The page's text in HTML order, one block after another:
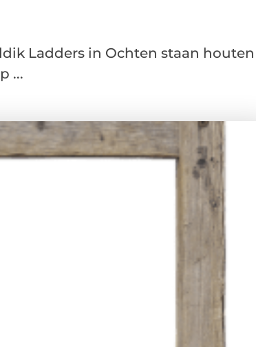
Ladders in Ochten staan houten
...